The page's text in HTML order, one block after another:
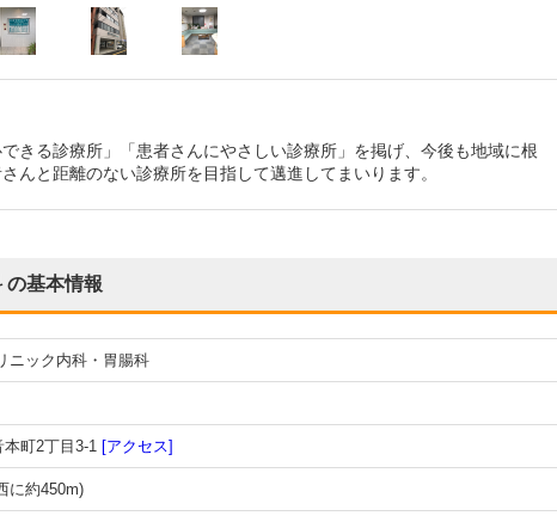
きる診療所」「患者さんにやさしい診療所」を掲げ、今後も地域に根
んと距離のない診療所を目指して邁進してまいります。
の基本情報
ニック内科・胃腸科
町2丁目3-1 [アクセス]
に約450m)